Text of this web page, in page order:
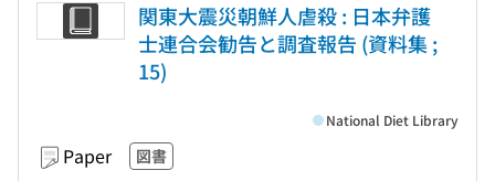
関東大震災朝鮮人虐殺 : 日本弁護
士連合会勧告と調査報告 (資料集 ;
15)
Paper 図書
National Diet Library